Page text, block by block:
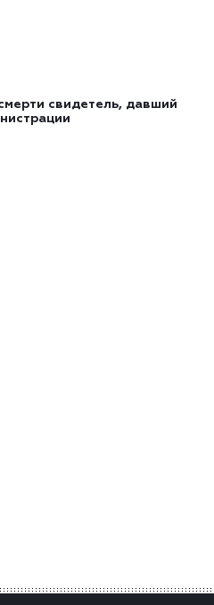
свидетель, давший